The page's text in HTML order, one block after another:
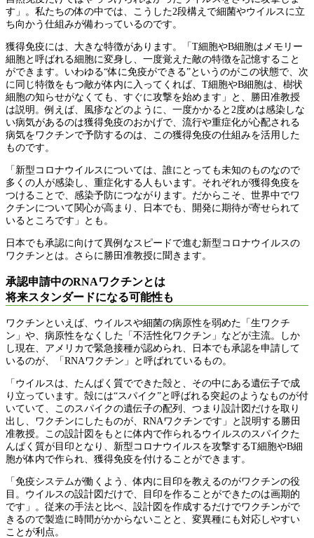
す」。私たちの体の中では、こうした2段構えで細菌やウイルスに立
ち向かう仕組みが備わっているのです。
獲得免疫には、大きな特徴があります。「T細胞やB細胞はメモリー
細胞と呼ばれる細胞に変身し、一度覚えた敵の特徴を記憶すること
ができます。いわゆる“体に免疫ができる”というのがこの状態で、次
に同じ特徴をもつ敵が体内に入ってくれば、T細胞やB細胞は、樹状
細胞の知らせがなくても、すぐに攻撃を始めます」と、勝田准教授
は説明。例えば、風疹などのように、一度かかると2度めは感染しな
い病気があるのは獲得免疫のおかげで、流行や重症化が心配される
病気をワクチンで予防するのは、この獲得免疫の仕組みを活用した
ものです。
「新型コロナウイルスについては、誰にとっても未知のものなので
多くの人が感染し、重症化する人もいます。それぞれが獲得免疫を
つけることで、感染予防につながります。だからこそ、世界中でワ
クチンについて関心が高まり、日本でも、開発に期待が寄せられて
いるところです」とも。
日本でも承認に向けて異例なスピードで進む新型コロナウイルスの
ワクチンとは。さらに勝田准教授に聞きます。
承認申請中のRNAワクチンとは
将来スタンダードになる可能性も
ワクチンといえば、ウイルスや細菌の病原性を弱めた「生ワクチ
ン」や、病原性をなくした「不活性化ワクチン」などが主流。しか
し現在、アメリカで緊急接種が認められ、日本でも承認を申請して
いるのが、「RNAワクチン」と呼ばれているもの。
「ウイルスは、たんぱく質でできた殻と、その中にある遺伝子で成
り立っています。殻には“スパイク”と呼ばれる突起のようなものが付
いていて、このスパイクの遺伝子の配列、つまり設計図だけを取り
出し、ワクチンにしたものが、RNAワクチンです」と説明する勝田
准教授。この設計図をもとに体内で作られるウイルスのスパイクた
んぱく質が目印となり、新型コロナウイルスを攻撃するT細胞やB細
胞が体内で作られ、獲得免疫を付けることができます。
「免疫システムが働くよう、体内に目印を教えるのがワクチンの役
目。ウイルスの設計図だけで、目印を作ることができたのは画期的
です」。従来の手法と比べ、設計図を作成するだけでワクチンがで
きるので製造に時間がかからないことと、変異種にも対応しやすい
ことが利点。